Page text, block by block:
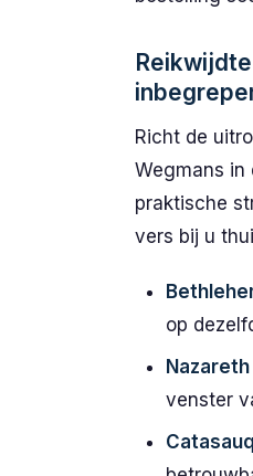
Richt de
Wegmans in
praktische
vers bij u
op
Nazareth
venster